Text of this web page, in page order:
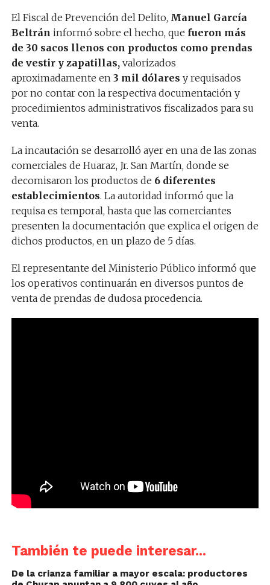
El Fiscal de Prevención del Delito, Manuel García
Beltrán informó sobre el hecho, que fueron más
de 30 sacos llenos con productos como prendas
de vestir y zapatillas, valorizados
aproximadamente en 3 mil dólares y requisados
por no contar con la respectiva documentación y
procedimientos administrativos fiscalizados para su
venta.
La incautación se desarrolló ayer en una de las zonas
comerciales de Huaraz, Jr. San Martín, donde se
decomisaron los productos de 6 diferentes
establecimientos. La autoridad informó que la
requisa es temporal, hasta que las comerciantes
presenten la documentación que explica el origen de
dichos productos, en un plazo de 5 días.
El representante del Ministerio Público informó que
los operativos continuarán en diversos puntos de
venta de prendas de dudosa procedencia.
También te puede interesar...
De la crianza familiar a mayor escala: productores